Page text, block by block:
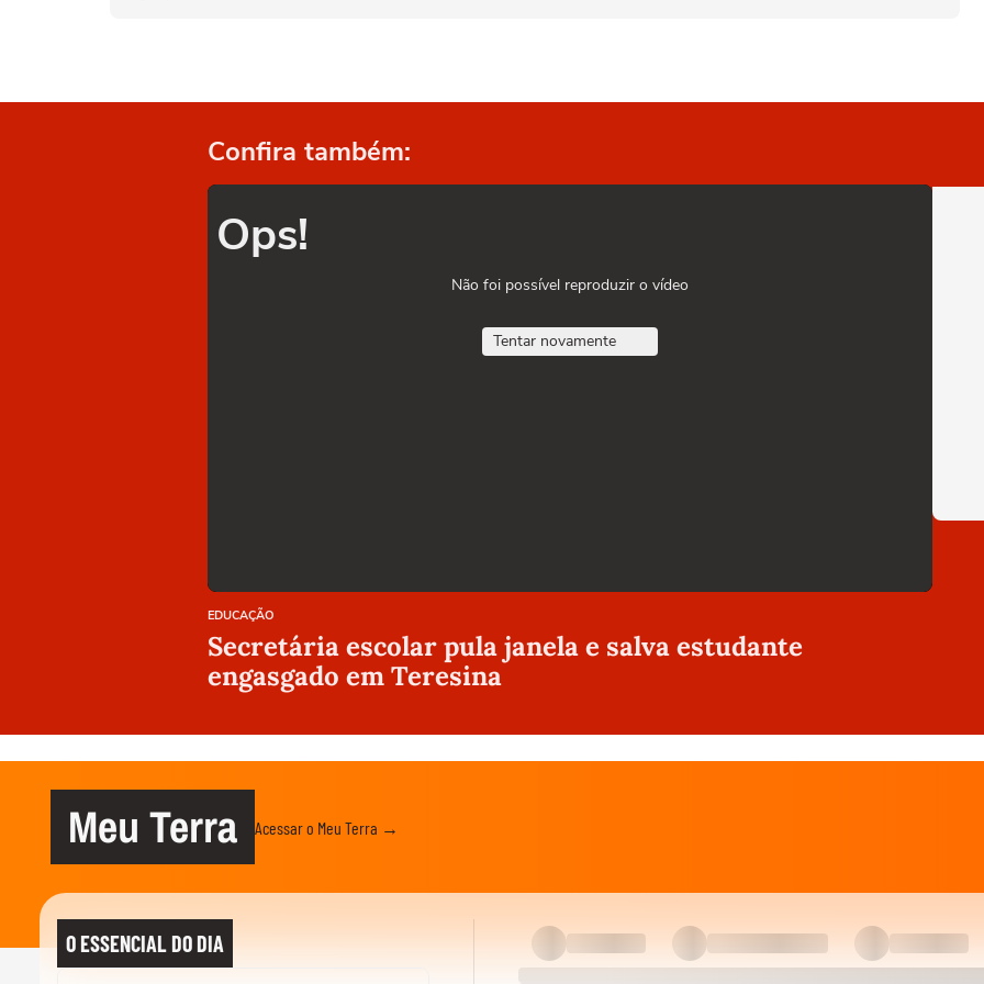
Confira também:
Ops!
Não foi possível reproduzir o vídeo
Tentar novamente
EDUCAÇÃO
Secretária escolar pula janela e salva estudante
engasgado em Teresina
Meu Terra Acessar o Meu Terra →
O ESSENCIAL DO DIA